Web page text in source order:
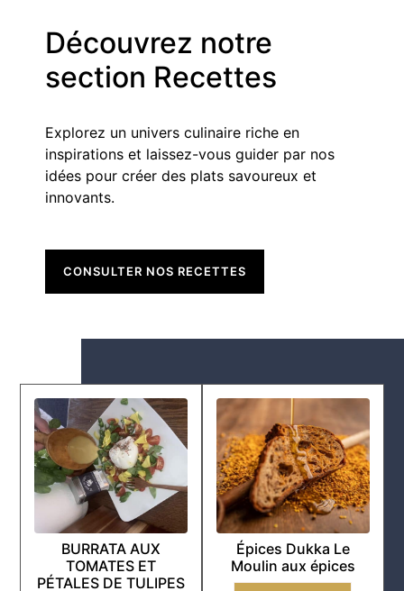
Découvrez notre
section Recettes
Explorez un univers culinaire riche en
inspirations et laissez-vous guider par nos
idées pour créer des plats savoureux et
innovants.
CONSULTER NOS RECETTES
BURRATA AUX
TOMATES ET
PÉTALES DE TULIPES
Épices Dukka Le
Moulin aux épices